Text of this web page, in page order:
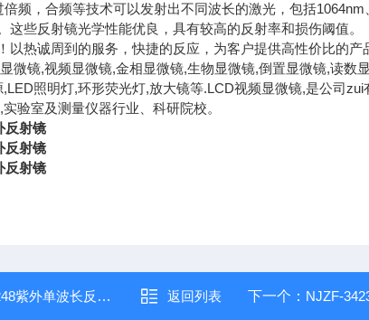
频，合频等技术可以发射出不同波长的激光，包括
些反射镜光学性能优良，具有较高的反射率和损伤阈值。
热诚周到的服务，快捷的反应，为客户提供高性价比的产
微镜,视频显微镜,金相显微镜,生物显微镜,倒置显微镜,读数
照明灯,环形荧光灯,放大镜等.LCD视频显微镜,是公司
验室及测量仪器行业、科研院校。
反射镜
反射镜
反射镜
外单波长反射镜 返回列表 下一个： NJZF-